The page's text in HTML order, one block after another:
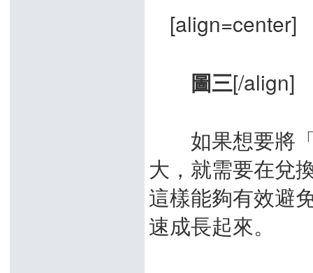
[align=center]
圖三[/align]
如果想要將「
大，就需要在兌
這樣能夠有效避
速成長起來。